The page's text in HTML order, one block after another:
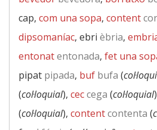
cap, com una sopa, content
dipsomaníac, ebri èbria,
entonatentonada, fet una
pipat pipada, buf bufa (
(col·loquial), ceccega (col·loquial
(col·loquial), contentcontenta (